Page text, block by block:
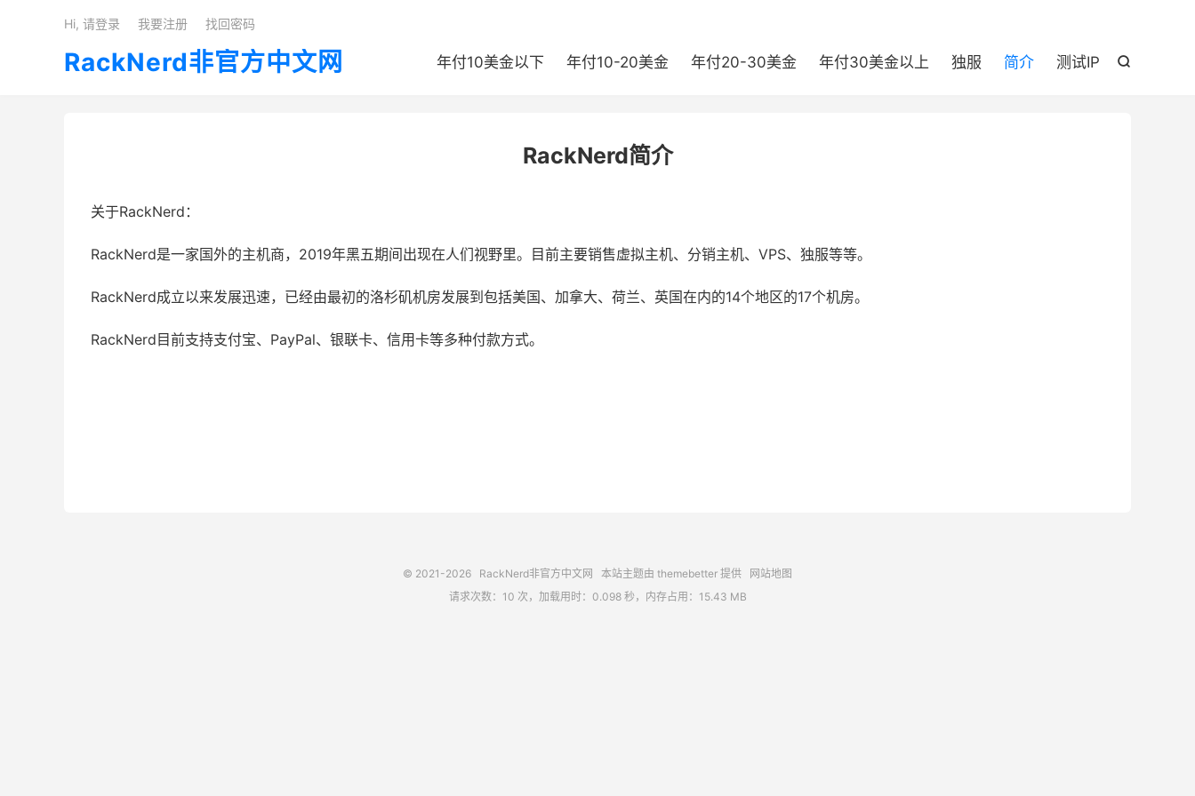
RackNerd非官方中文网 
年付10美金以下 年付10-20美金 年付20-30美金 年付30美金以上 独服 简介 测试IP
Hi, 请登录 我要注册 找回密码
RackNerd简介
关于RackNerd：
RackNerd是一家国外的主机商，2019年黑五期间出现在人们视野里。目前主要销售虚拟主机、分销主机、VPS、独服等等。
RackNerd成立以来发展迅速，已经由最初的洛杉矶机房发展到包括美国、加拿大、荷兰、英国在内的14个地区的17个机房。
RackNerd目前支持支付宝、PayPal、银联卡、信用卡等多种付款方式。
© 2021-2026 RackNerd非官方中文网 本站主题由 themebetter 提供
网站地图
请求次数：10 次，加载用时：0.098 秒，内存占用：15.43 MB